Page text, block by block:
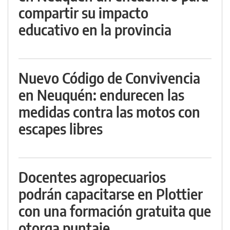
compartir su impacto
educativo en la provincia
Nuevo Código de Convivencia
en Neuquén: endurecen las
medidas contra las motos con
escapes libres
Docentes agropecuarios
podrán capacitarse en Plottier
con una formación gratuita que